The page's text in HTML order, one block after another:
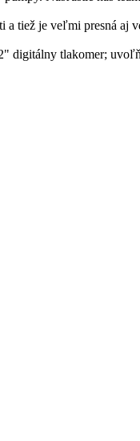
tiež je veľmi presná aj
digitálny tlakomer;